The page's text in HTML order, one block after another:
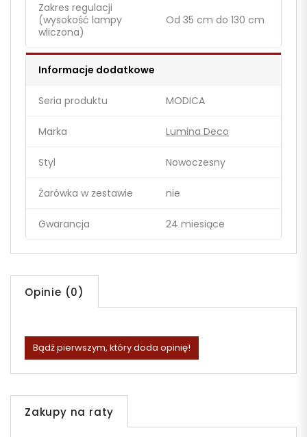
Zakres regulacji
(wysokość lampy
wliczona)
Od 35 cm do 130 cm
Informacje dodatkowe
Seria produktu MODICA
Marka Lumina Deco
Styl Nowoczesny
Żarówka w zestawie nie
Gwarancja 24 miesiące
Opinie (0)
Bądź pierwszym, który doda opinię!
Zakupy na raty